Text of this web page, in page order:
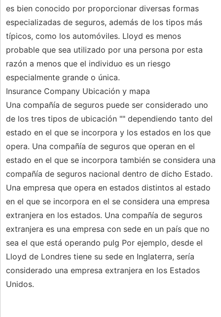
es bien conocido por proporcionar diversas formas
especializadas de seguros, además de los tipos más
típicos, como los automóviles. Lloyd es menos
probable que sea utilizado por una persona por esta
razón a menos que el individuo es un riesgo
especialmente grande o única.
Insurance Company Ubicación y mapa
Una compañía de seguros puede ser considerado uno
de los tres tipos de ubicación "" dependiendo tanto del
estado en el que se incorpora y los estados en los que
opera. Una compañía de seguros que operan en el
estado en el que se incorpora también se considera una
compañía de seguros nacional dentro de dicho Estado.
Una empresa que opera en estados distintos al estado
en el que se incorpora en el se considera una empresa
extranjera en los estados. Una compañía de seguros
extranjera es una empresa con sede en un país que no
sea el que está operando pulg Por ejemplo, desde el
Lloyd de Londres tiene su sede en Inglaterra, sería
considerado una empresa extranjera en los Estados
Unidos.